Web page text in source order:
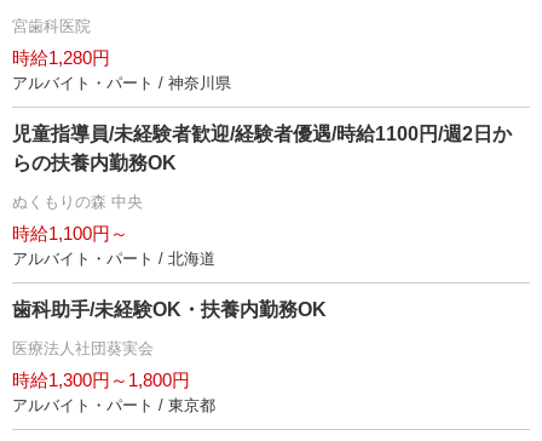
宮歯科医院
時給1,280円
アルバイト・パート / 神奈川県
児童指導員/未経験者歓迎/経験者優遇/時給1100円/週2日か
らの扶養内勤務OK
ぬくもりの森 中央
時給1,100円～
アルバイト・パート / 北海道
歯科助手/未経験OK・扶養内勤務OK
医療法人社団葵実会
時給1,300円～1,800円
アルバイト・パート / 東京都